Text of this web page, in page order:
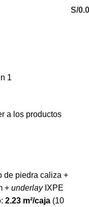
S/
a los productos
de piedra caliza +
+ underlayIXPE
2.23 m²/caja (10